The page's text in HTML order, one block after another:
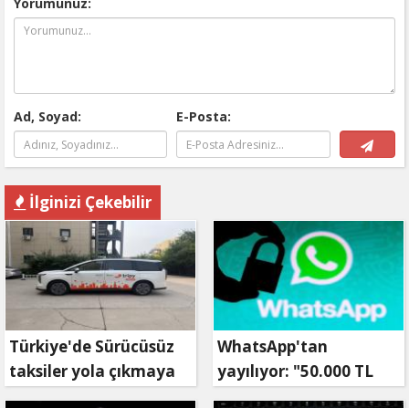
Ad, Soyad: E-Posta:
İlginizi Çekebilir
Türkiye'de Sürücüsüz
taksiler yola çıkmaya
hazırlanıyor
WhatsApp'tan
yayılıyor: "50.000 TL
ödüllü" dolandırıcılık